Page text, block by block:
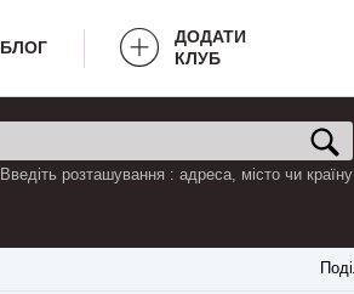
БЛОГ
ДОДАТИ
КЛУБ
Введіть розташування : адреса, місто чи країну